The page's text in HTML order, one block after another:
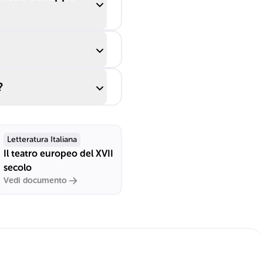
Letteratura Italiana
Il teatro europeo del XVII
secolo
Vedi documento